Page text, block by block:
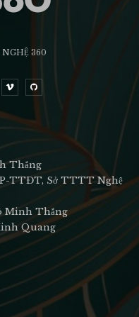
360
Thắng
TTĐT, Sở TTTT Nghệ
Minh Thắng
Quang